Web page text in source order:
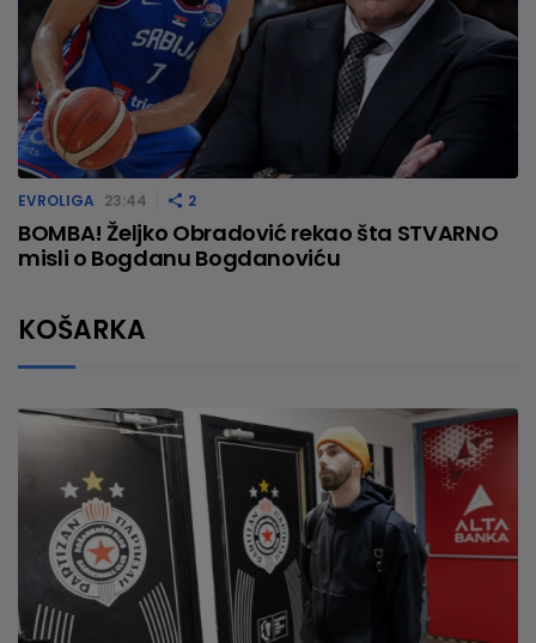
EVROLIGA 23:44 2
BOMBA! Željko Obradović rekao šta STVARNO
misli o Bogdanu Bogdanoviću
KOŠARKA